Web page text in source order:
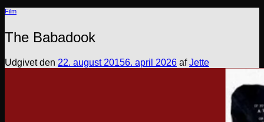
Film
The Babadook
Udgivet den 22. august 20156. april 2026 afJette